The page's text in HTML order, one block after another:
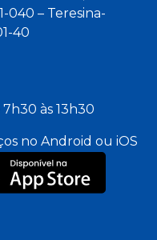
040 – Teresina-
40
às 13h30
no Android ou iOS